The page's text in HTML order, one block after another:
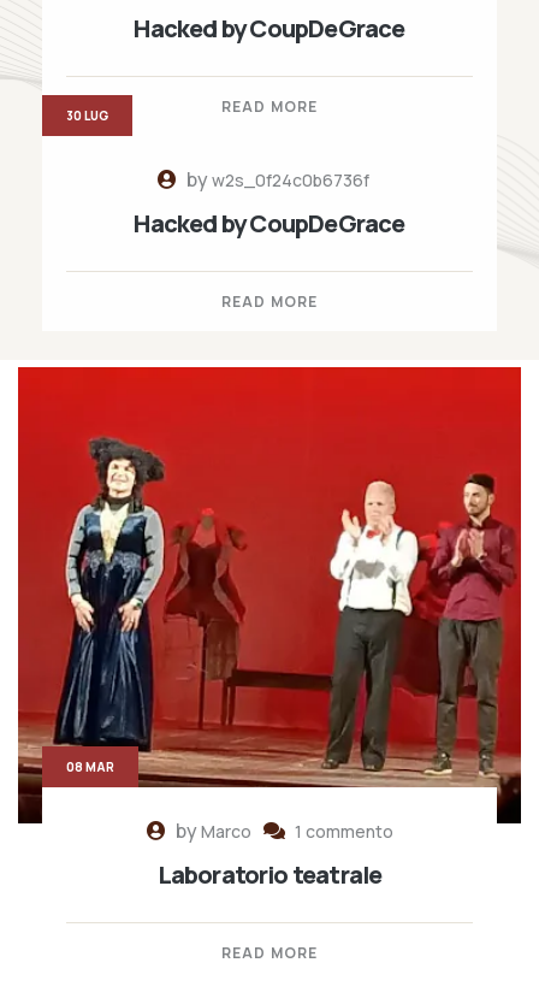
Hacked by CoupDeGrace
READ MORE
byw2s_0f24c0b6736f
Hacked by CoupDeGrace
READ MORE
30 LUG
byMarco 1 commento
Laboratorio teatrale
READ MORE
08 MAR